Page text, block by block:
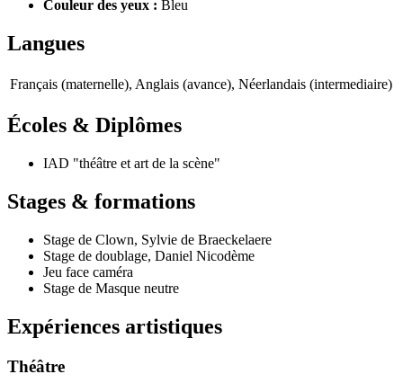
Couleur des yeux : Bleu
Langues
Français (maternelle), Anglais (avance), Néerlandais (intermediaire)
Écoles & Diplômes
IAD "théâtre et art de la scène"
Stages & formations
Stage de Clown, Sylvie de Braeckelaere
Stage de doublage, Daniel Nicodème
Jeu face caméra
Stage de Masque neutre
Expériences artistiques
Théâtre